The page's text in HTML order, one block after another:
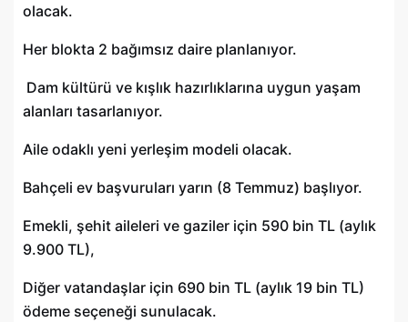
olacak.
Her blokta 2 bağımsız daire planlanıyor.
Dam kültürü ve kışlık hazırlıklarına uygun yaşam
alanları tasarlanıyor.
Aile odaklı yeni yerleşim modeli olacak.
Bahçeli ev başvuruları yarın (8 Temmuz) başlıyor.
Emekli, şehit aileleri ve gaziler için 590 bin TL (aylık
9.900 TL),
Diğer vatandaşlar için 690 bin TL (aylık 19 bin TL)
ödeme seçeneği sunulacak.